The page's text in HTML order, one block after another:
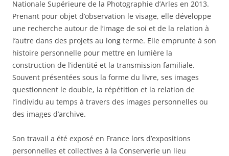
Nationale Supérieure de la Photographie d’Arles en 2013.
Prenant pour objet d’observation le visage, elle développe
une recherche autour de l’image de soi et de la relation à
l’autre dans des projets au long terme. Elle emprunte à son
histoire personnelle pour mettre en lumière la
construction de l’identité et la transmission familiale.
Souvent présentées sous la forme du livre, ses images
questionnent le double, la répétition et la relation de
l’individu au temps à travers des images personnelles ou
des images d’archive.
Son travail a été exposé en France lors d’expositions
personnelles et collectives à la Conserverie un lieu